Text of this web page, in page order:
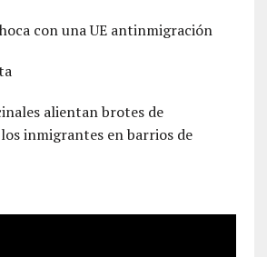
con una UE antinmigración
alientan brotes de
inmigrantes en barrios de